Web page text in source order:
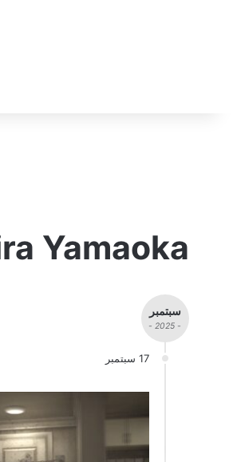
Yamaoka
سبتمبر
- 2025 -
17 سبتمبر